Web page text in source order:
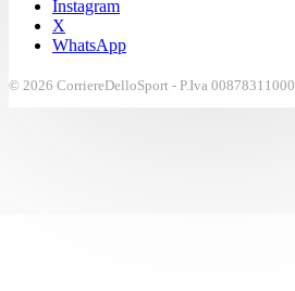
Instagram
X
WhatsApp
© 2026 CorriereDelloSport - P.Iva 00878311000